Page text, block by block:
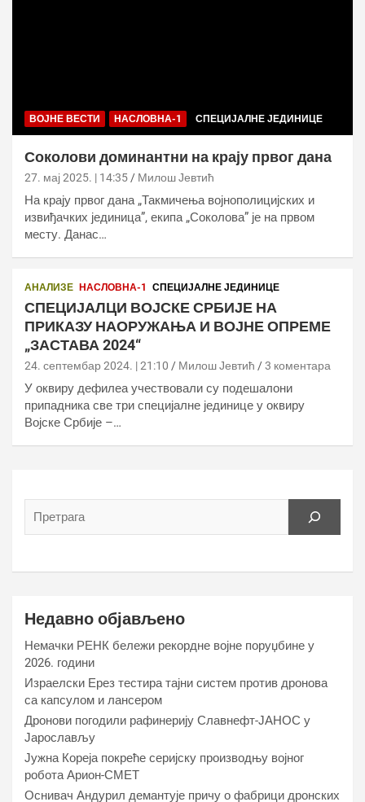
ВОЈНЕ ВЕСТИ НАСЛОВНА-1 СПЕЦИЈАЛНЕ ЈЕДИНИЦЕ
Соколови доминантни на крају првог дана
27. мај 2025. | 14:35 Милош Јевтић
На крају првог дана „Такмичења војнополицијских и
извиђачких јединица”, екипа „Соколова” је на првом
месту. Данас…
АНАЛИЗЕ НАСЛОВНА-1 СПЕЦИЈАЛНЕ ЈЕДИНИЦЕ
СПЕЦИЈАЛЦИ ВОЈСКЕ СРБИЈЕ НА
ПРИКАЗУ НАОРУЖАЊА И ВОЈНЕ ОПРЕМЕ
„ЗАСТАВА 2024“
24. септембар 2024. | 21:10 Милош Јевтић 3 коментара
У оквиру дефилеа учествовали су подешалони
припадника све три специјалне јединице у оквиру
Војске Србије –…
Недавно објављено
Немачки РЕНК бележи рекордне војне поруџбине у
2026. години
Израелски Ерез тестира тајни систем против дронова
са капсулом и лансером
Дронови погодили рафинерију Славнефт-ЈАНОС у
Јарослављу
Јужна Кореја покреће серијску производњу војног
робота Арион-СМЕТ
Оснивач Андурил демантује причу о фабрици дронских